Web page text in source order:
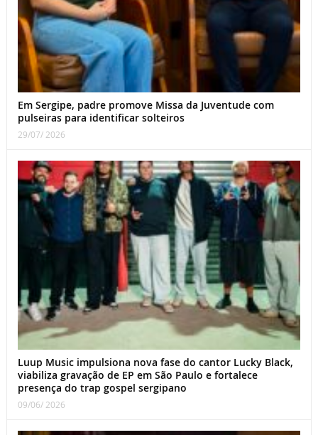
Em Sergipe, padre promove Missa da Juventude com
pulseiras para identificar solteiros
29/07/ 2026
Luup Music impulsiona nova fase do cantor Lucky Black,
viabiliza gravação de EP em São Paulo e fortalece
presença do trap gospel sergipano
09/06/ 2026